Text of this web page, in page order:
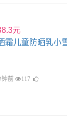
元
霜儿童防晒乳小
钟前 117